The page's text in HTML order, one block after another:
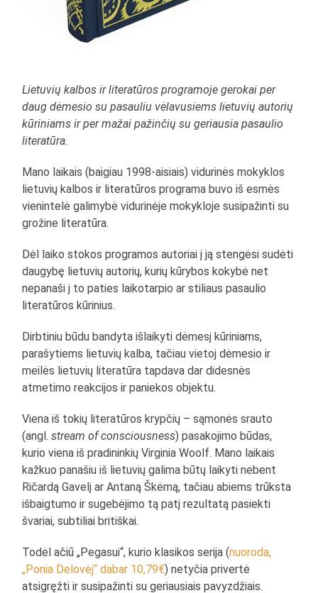
Lietuvių kalbos ir literatūros programoje gerokai per
daug dėmesio su pasauliu vėlavusiems lietuvių autorių
kūriniams ir per mažai pažinčių su geriausia pasaulio
literatūra.
Mano laikais (baigiau 1998-aisiais) vidurinės mokyklos
lietuvių kalbos ir literatūros programa buvo iš esmės
vienintelė galimybė vidurinėje mokykloje susipažinti su
grožine literatūra.
Dėl laiko stokos programos autoriai į ją stengėsi sudėti
daugybę lietuvių autorių, kurių kūrybos kokybė net
nepanaši į to paties laikotarpio ar stiliaus pasaulio
literatūros kūrinius.
Dirbtiniu būdu bandyta išlaikyti dėmesį kūriniams,
parašytiems lietuvių kalba, tačiau vietoj dėmesio ir
meilės lietuvių literatūra tapdava dar didesnės
atmetimo reakcijos ir paniekos objektu.
Viena iš tokių literatūros krypčių – sąmonės srauto
(angl.stream of consciousness) pasakojimo būdas,
kurio viena iš pradininkių Virginia Woolf. Mano laikais
kažkuo panašiu iš lietuvių galima būtų laikyti nebent
Ričardą Gavelį ar Antaną Škėmą, tačiau abiems trūksta
išbaigtumo ir sugebėjimo tą patį rezultatą pasiekti
švariai, subtiliai britiškai.
Todėl ačiū „Pegasui“, kurio klasikos serija (nuoroda,
„Ponia Delovėj“ dabar 10,79€) netyčia privertė
atsigręžti ir susipažinti su geriausiais pavyzdžiais.